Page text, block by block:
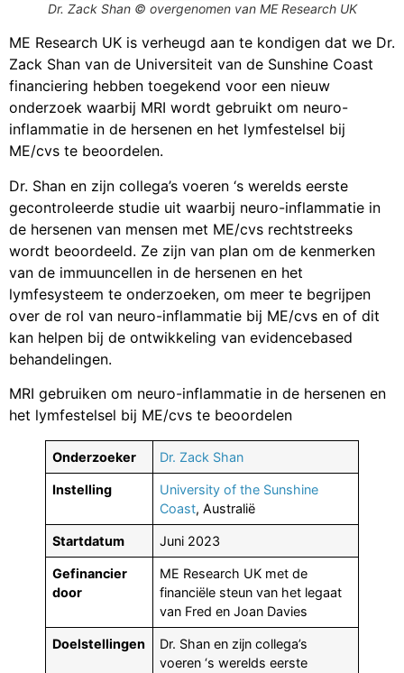
Dr. Zack Shan © overgenomen van ME Research UK
ME Research UK is verheugd aan te kondigen dat we Dr.
Zack Shan van de Universiteit van de Sunshine Coast
financiering hebben toegekend voor een nieuw
onderzoek waarbij MRI wordt gebruikt om neuro-
inflammatie in de hersenen en het lymfestelsel bij
ME/cvs te beoordelen.
Dr. Shan en zijn collega’s voeren ‘s werelds eerste
gecontroleerde studie uit waarbij neuro-inflammatie in
de hersenen van mensen met ME/cvs rechtstreeks
wordt beoordeeld. Ze zijn van plan om de kenmerken
van de immuuncellen in de hersenen en het
lymfesysteem te onderzoeken, om meer te begrijpen
over de rol van neuro-inflammatie bij ME/cvs en of dit
kan helpen bij de ontwikkeling van evidencebased
behandelingen.
MRI gebruiken om neuro-inflammatie in de hersenen en
het lymfestelsel bij ME/cvs te beoordelen
Onderzoeker Dr. Zack Shan
Instelling
University of the Sunshine
Coast, Australië
Startdatum Juni 2023
Gefinancier
door
ME Research UK met de
financiële steun van het legaat
van Fred en Joan Davies
Doelstellingen
Dr. Shan en zijn collega’s
voeren ‘s werelds eerste